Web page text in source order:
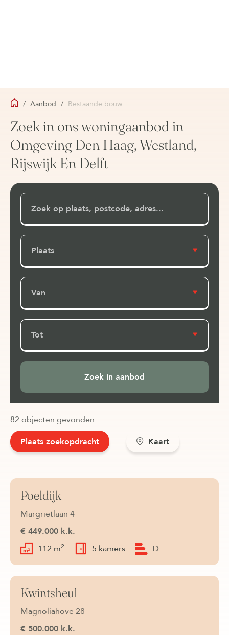
/ Aanbod / Bestaande bouw
Zoek in ons woningaanbod in
Omgeving Den Haag, Westland,
Rijswijk En Delft
Plaats
Van
Tot
82 objecten gevonden
Plaats zoekopdracht
Kaart
Onder bod
Poeldijk
Margrietlaan 4
€ 449.000 k.k.
112 m2 5 kamers D
Onder bod
Kwintsheul
Magnoliahove 28
€ 500.000 k.k.